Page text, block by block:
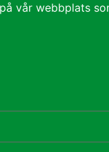
vår webbplats